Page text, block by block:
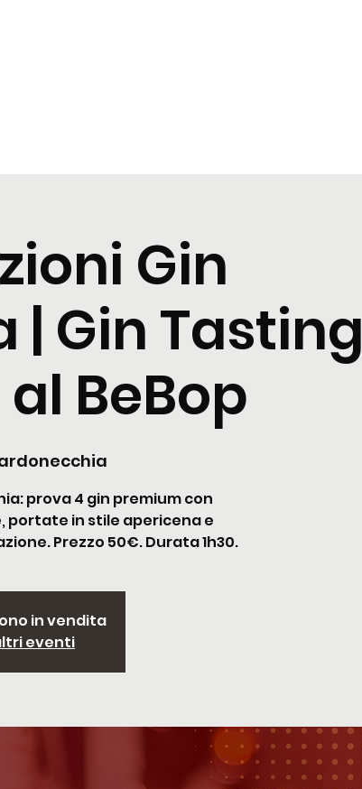
Gin
Gin Tasting
BeBop
prova 4 gin premium con
in stile apericena e
Prezzo 50€. Durata 1h30.
in vendita
eventi